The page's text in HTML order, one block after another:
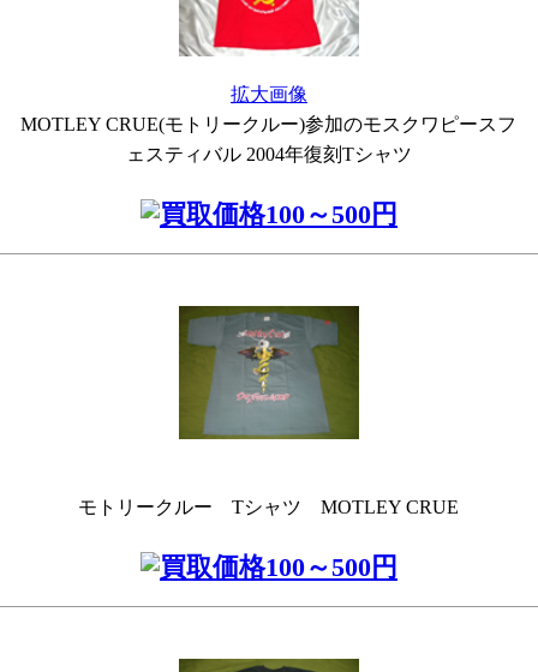
拡大画像
MOTLEY CRUE(モトリークルー)参加のモスクワピースフ
ェスティバル 2004年復刻Tシャツ
モトリークルー Tシャツ MOTLEY CRUE